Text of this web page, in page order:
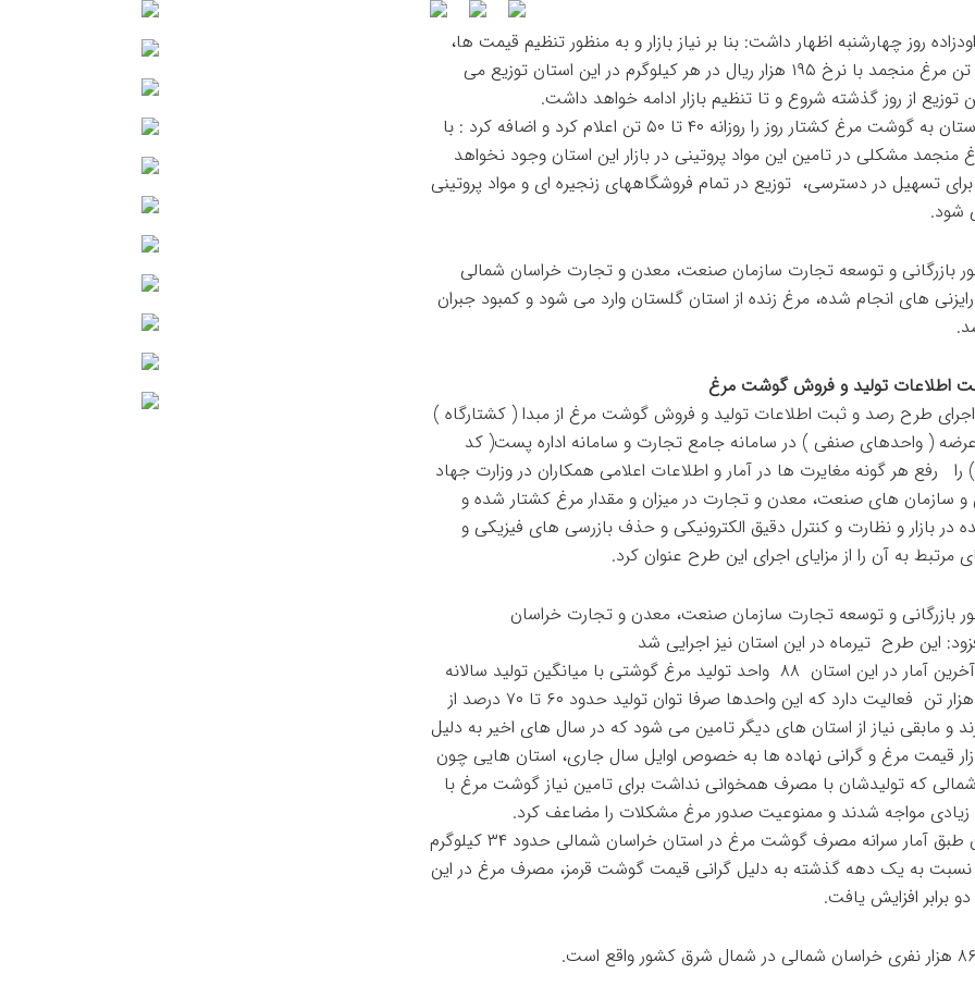
روز چهارشنبه اظهار داشت: بنا بر نیاز بازار و به منظور تنظیم قیمت ها،
روزانه ۲۰ تن مرغ منجمد با نرخ ۱۹۵ هزار ریال در هر کیلوگرم در این استان توزیع می
توزیع از روز گذشته شروع و تا تنظیم بازار ادامه خواهد داشت.
وی نیاز استان به گوشت مرغ کشتار روز را روزانه ۴۰ تا ۵۰ تن اعلام کرد و اضافه کرد : با
منجمد مشکلی در تامین این مواد پروتینی در بازار این استان وجود نخواهد
تسهیل در دسترسی، توزیع در تمام فروشگاههای زنجیره ای و مواد پروتینی
شود.
بازرگانی و توسعه تجارت سازمان صنعت، معدن و تجارت خراسان شمالی
های انجام شده، مرغ زنده از استان گلستان وارد می شود و کمبود جبران
اطلاعات تولید و فروش گوشت مرغ
اجرای طرح رصد و ثبت اطلاعات تولید و فروش گوشت مرغ از مبدا ( کشتارگاه )
( واحدهای صنفی ) در سامانه جامع تجارت و سامانه اداره پست( کد
رفع هر گونه مغایرت ها در آمار و اطلاعات اعلامی همکاران در وزارت جهاد
و سازمان های صنعت، معدن و تجارت در میزان و مقدار مرغ کشتار شده و
در بازار و نظارت و کنترل دقیق الکترونیکی و حذف بازرسی های فیزیکی و
مرتبط به آن را از مزایای اجرای این طرح عنوان کرد.
بازرگانی و توسعه تجارت سازمان صنعت، معدن و تجارت خراسان
این طرح تیرماه در این استان نیز اجرایی شد
براساس آخرین آمار در این استان ۸۸ واحد تولید مرغ گوشتی با میانگین تولید سالانه
۱۸ تا ۲۰ هزار تن فعالیت دارد که این واحدها صرفا توان تولید حدود ۶۰ تا ۷۰ درصد از
و مابقی نیاز از استان های دیگر تامین می شود که در سال های اخیر به دلیل
قیمت مرغ و گرانی نهاده ها به خصوص اوایل سال جاری، استان هایی چون
که تولیدشان با مصرف همخوانی نداشت برای تامین نیاز گوشت مرغ با
مواجه شدند و ممنوعیت صدور مرغ مشکلات را مضاعف کرد.
هم اکنون طبق آمار سرانه مصرف گوشت مرغ در استان خراسان شمالی حدود ۳۴ کیلوگرم
به یک دهه گذشته به دلیل گرانی قیمت گوشت قرمز، مصرف مرغ در این
برابر افزایش یافت.